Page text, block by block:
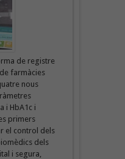
de registre
farmàcies
nous
i HbA1c i
primers
el control dels
dels
i segura,